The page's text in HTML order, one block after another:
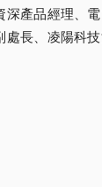
產品經理、
長、凌陽科